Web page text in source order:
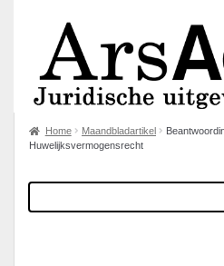
Home Maandbladartikel
Huwelijksvermogensrecht